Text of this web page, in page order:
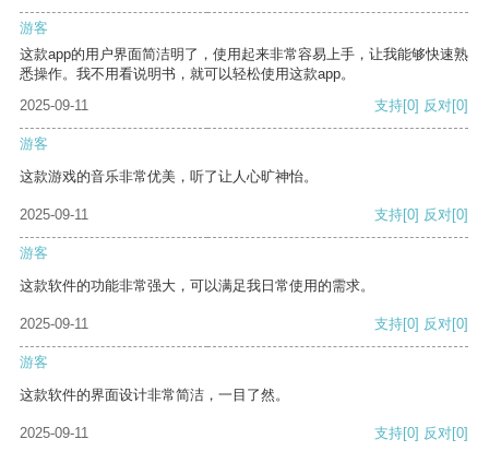
游客
这款app的用户界面简洁明了，使用起来非常容易上手，让我能够快速熟
悉操作。我不用看说明书，就可以轻松使用这款app。
2025-09-11
支持[0] 反对[0]
游客
这款游戏的音乐非常优美，听了让人心旷神怡。
2025-09-11 支持[0] 反对[0]
游客
这款软件的功能非常强大，可以满足我日常使用的需求。
2025-09-11 支持[0] 反对[0]
游客
这款软件的界面设计非常简洁，一目了然。
2025-09-11 支持[0] 反对[0]